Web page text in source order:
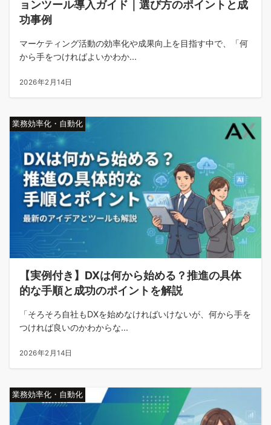
ョンツール導入ガイド｜選び方のポイントと成
功事例
マーケティング活動の効率化や成果向上を目指す中で、「何
から手をつければよいかわか...
2026年2月14日
業務効率化・自動化
【実例付き】DXは何から始める？推進の具体
的な手順と成功のポイントを解説
「そろそろ自社もDXを始めなければいけないが、何から手を
つければ良いのかわからな...
2026年2月14日
業務効率化・自動化